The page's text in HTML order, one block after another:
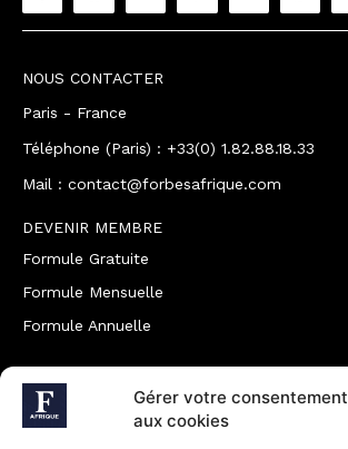
Gérer votre consentement
aux cookies
NOUS CONTACTER
Paris - France
Téléphone (Paris) : +33(0) 1.82.88.18.33
Mail : contact@forbesafrique.com
DEVENIR MEMBRE
Formule Gratuite
Formule Mensuelle
Formule Annuelle
JOINDRE L'ÉQUIPE
Rédaction